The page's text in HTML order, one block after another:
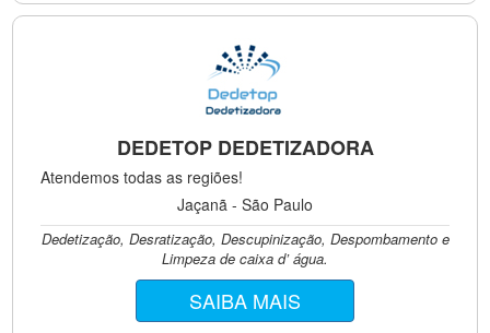
DEDETOP DEDETIZADORA
Atendemos todas as regiões!
Jaçanã - São Paulo
Dedetização, Desratização, Descupinização, Despombamento e
Limpeza de caixa d’ água.
SAIBA MAIS